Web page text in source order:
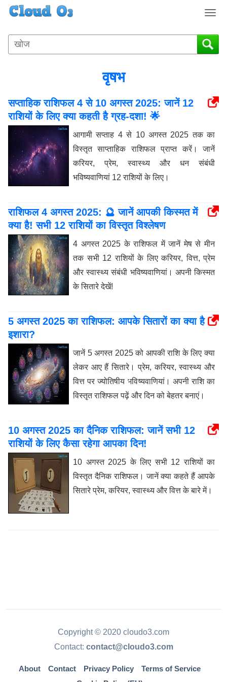
T
g
g
v
a
t
i
वृषभ
सप्ताहिक राशिफल 4 से 10 अगस्त 2025: जानें 12
राशियों के लिए क्या कहती है ग्रह-दशा! 🌟
आगामी सप्ताह 4 से 10 अगस्त 2025 तक का
विस्तृत साप्ताहिक राशिफल प्राप्त करें। जानें
करियर, प्रेम, स्वास्थ्य और धन संबंधी
भविष्यवाणियां 12 राशियों के लिए।
राशिफल 4 अगस्त 2025: 🔮 जानें आपकी किस्मत में
क्या है! सभी 12 राशियों का विस्तृत विश्लेषण
4 अगस्त 2025 के राशिफल में जानें मेष से मीन
तक सभी 12 राशियों के लिए करियर, वित्त, प्रेम
और स्वास्थ्य संबंधी भविष्यवाणियां। अपनी किस्मत
के सितारे देखें!
5 अगस्त 2025 का राशिफल: आपके सितारों का क्या है
इशारा?
जानें 5 अगस्त 2025 को आपकी राशि के लिए क्या
लेकर आए हैं सितारे। प्रेम, करियर, स्वास्थ्य और
वित्त पर ज्योतिषीय भविष्यवाणियां। अपनी राशि का
विस्तृत राशिफल पढ़ें और दिन को बेहतर बनाएं।
10 अगस्त 2025 का दैनिक राशिफल: जानें सभी 12
राशियों के लिए कैसा रहेगा आपका दिन!
10 अगस्त 2025 के लिए सभी 12 राशियों का
विस्तृत दैनिक राशिफल। जानें क्या कहते हैं आपके
सितारे प्रेम, करियर, स्वास्थ्य और वित्त के बारे में।
Copyright © 2020 cloudo3.com
Contact: contact@cloudo3.com
About Contact Privacy Policy
Terms of Service